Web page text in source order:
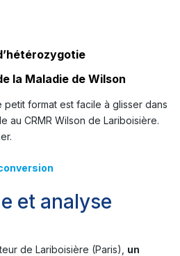
la Maladie de Wilson
format est facile à glisser dans
au CRMR Wilson de Lariboisière.
et analyse
de Lariboisière (Paris), un